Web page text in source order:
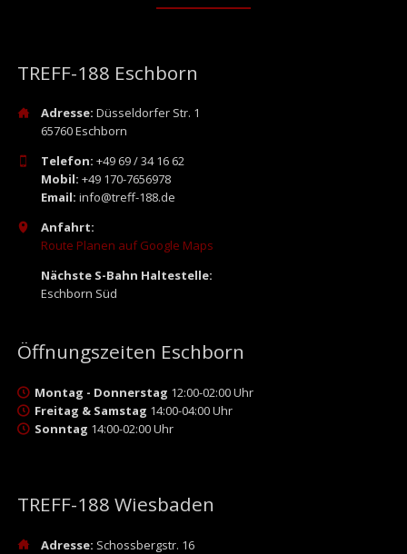
TREFF-188 Eschborn
Adresse: Düsseldorfer Str. 1
65760 Eschborn
Telefon: +49 69 / 34 16 62
Mobil: +49 170-7656978
Email: info@treff-188.de
Anfahrt:
Route Planen auf Google Maps
Nächste S-Bahn Haltestelle:
Eschborn Süd
Öffnungszeiten Eschborn
Montag - Donnerstag 12:00-02:00 Uhr
Freitag & Samstag 14:00-04:00 Uhr
Sonntag 14:00-02:00 Uhr
TREFF-188 Wiesbaden
Adresse: Schossbergstr. 16